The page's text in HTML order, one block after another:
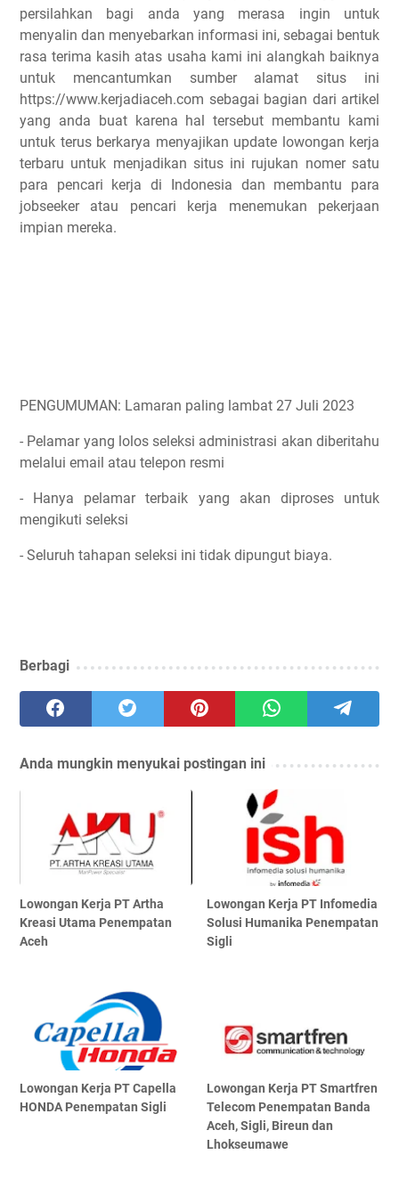
persilahkan bagi anda yang merasa ingin untuk
menyalin dan menyebarkan informasi ini, sebagai bentuk
rasa terima kasih atas usaha kami ini alangkah baiknya
untuk mencantumkan sumber alamat situs ini
https://www.kerjadiaceh.com sebagai bagian dari artikel
yang anda buat karena hal tersebut membantu kami
untuk terus berkarya menyajikan update lowongan kerja
terbaru untuk menjadikan situs ini rujukan nomer satu
para pencari kerja di Indonesia dan membantu para
jobseeker atau pencari kerja menemukan pekerjaan
impian mereka.
PENGUMUMAN: Lamaran paling lambat 27 Juli 2023
- Pelamar yang lolos seleksi administrasi akan diberitahu
melalui email atau telepon resmi
- Hanya pelamar terbaik yang akan diproses untuk
mengikuti seleksi
- Seluruh tahapan seleksi ini tidak dipungut biaya.
Berbagi
Anda mungkin menyukai postingan ini
Lowongan Kerja PT Artha
Kreasi Utama Penempatan
Aceh
Lowongan Kerja PT Infomedia
Solusi Humanika Penempatan
Sigli
Lowongan Kerja PT Capella
HONDA Penempatan Sigli
Lowongan Kerja PT Smartfren
Telecom Penempatan Banda
Aceh, Sigli, Bireun dan
Lhokseumawe